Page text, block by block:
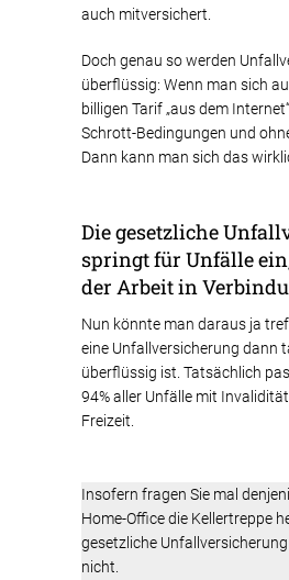
auch mitversichert.
Doch genau so werden
überflüssig: Wenn man sich
billigen Tarif „aus dem
Schrott-Bedingungen und
Dann kann man sich das
Die gesetzliche
springt für Unfälle
der Arbeit in
Nun könnte man daraus ja
eine Unfallversicherung dann
überflüssig ist. Tatsächlich
94% aller Unfälle mit
Freizeit.
Insofern fragen Sie mal
Home-Office die Kellertreppe
gesetzliche
nicht.